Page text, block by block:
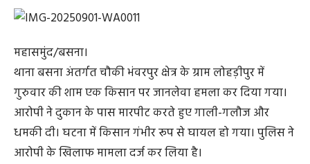
महासमुंद/बसना।
थाना बसना अंतर्गत चौकी भंवरपुर क्षेत्र के ग्राम लोहड़ीपुर में
गुरुवार की शाम एक किसान पर जानलेवा हमला कर दिया गया।
आरोपी ने दुकान के पास मारपीट करते हुए गाली-गलौज और
धमकी दी। घटना में किसान गंभीर रूप से घायल हो गया। पुलिस ने
आरोपी के खिलाफ मामला दर्ज कर लिया है।